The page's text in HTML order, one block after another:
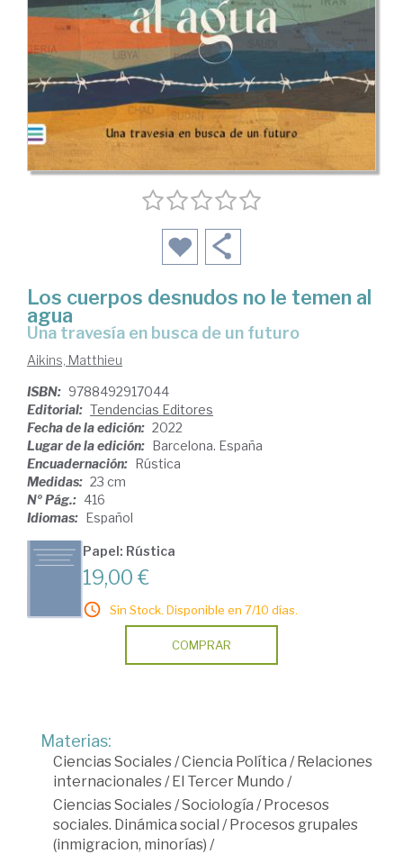
Los cuerpos desnudos no le temen al
agua
una travesía en busca de un futuro
Aikins, Matthieu
ISBN: 9788492917044
Editorial: Tendencias Editores
Fecha de la edición: 2022
Lugar de la edición: Barcelona. España
Encuadernación: Rústica
Medidas: 23 cm
Nº Pág.: 416
Idiomas: Español
Papel: Rústica
19,00 €
Sin Stock. Disponible en 7/10 días.
COMPRAR
Materias:
Ciencias Sociales/Ciencia Política /Relaciones
internacionales/El Tercer Mundo /
Ciencias Sociales/Sociología /Procesos
sociales. Dinámica social /Procesos grupales
(inmigracion, minorías) /